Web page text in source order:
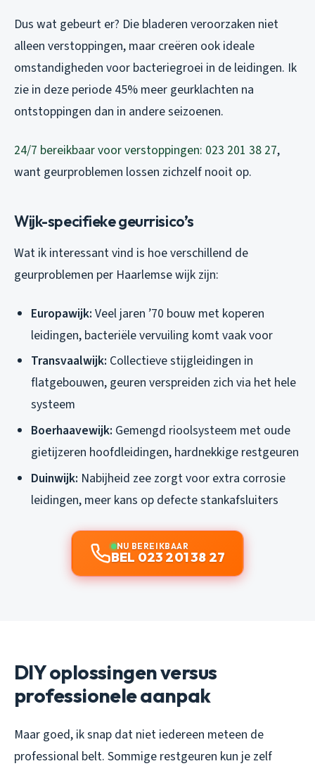
Dus wat gebeurt er? Die bladeren veroorzaken niet
alleen verstoppingen, maar creëren ook ideale
omstandigheden voor bacteriegroei in de leidingen. Ik
zie in deze periode 45% meer geurklachten na
ontstoppingen dan in andere seizoenen.
24/7 bereikbaar voor verstoppingen: 023 201 38 27,
want geurproblemen lossen zichzelf nooit op.
Wijk-specifieke geurrisico’s
Wat ik interessant vind is hoe verschillend de
geurproblemen per Haarlemse wijk zijn:
Europawijk: Veel jaren ’70 bouw met koperen
leidingen, bacteriële vervuiling komt vaak voor
Transvaalwijk: Collectieve stijgleidingen in
flatgebouwen, geuren verspreiden zich via het hele
systeem
Boerhaavewijk: Gemengd rioolsysteem met oude
gietijzeren hoofdleidingen, hardnekkige restgeuren
Duinwijk: Nabijheid zee zorgt voor extra corrosie
leidingen, meer kans op defecte stankafsluiters
NU BEREIKBAAR
BEL 023 201 38 27
DIY oplossingen versus
professionele aanpak
Maar goed, ik snap dat niet iedereen meteen de
professional belt. Sommige restgeuren kun je zelf